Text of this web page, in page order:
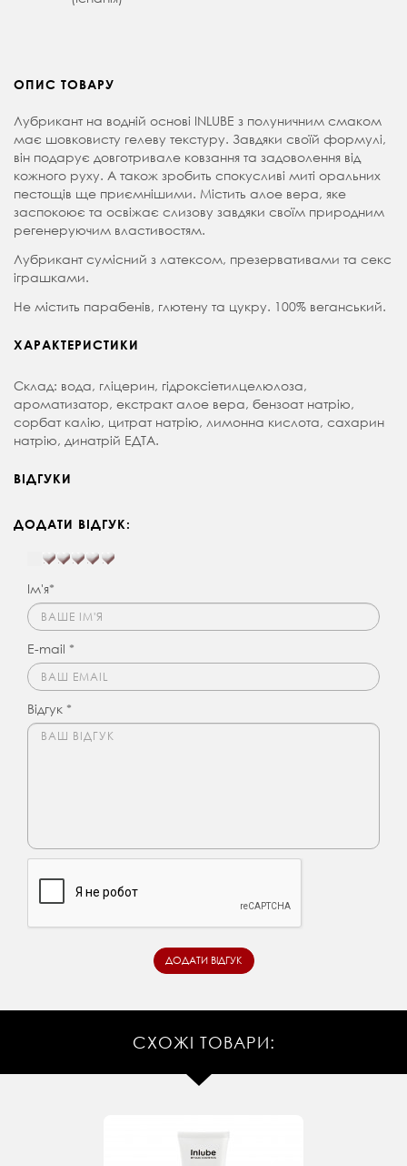
ОПИС ТОВАРУ
Лубрикант на водній основі INLUBE з полуничним смаком
має шовковисту гелеву текстуру. Завдяки своїй формулі,
він подарує довготривале ковзання та задоволення від
кожного руху. А також зробить спокусливі миті оральних
пестощів ще приємнішими. Містить алое вера, яке
заспокоює та освіжає слизову завдяки своїм природним
регенеруючим властивостям.
Лубрикант сумісний з латексом, презервативами та секс
іграшками.
Не містить парабенів, глютену та цукру. 100% веганський.
ХАРАКТЕРИСТИКИ
Склад: вода, гліцерин, гідроксіетилцелюлоза,
ароматизатор, екстракт алое вера, бензоат натрію,
сорбат калію, цитрат натрію, лимонна кислота, сахарин
натрію, динатрій ЕДТА.
ВІДГУКИ
ДОДАТИ ВІДГУК:
Ім'я*
E-mail *
Відгук *
СХОЖІ ТОВАРИ: